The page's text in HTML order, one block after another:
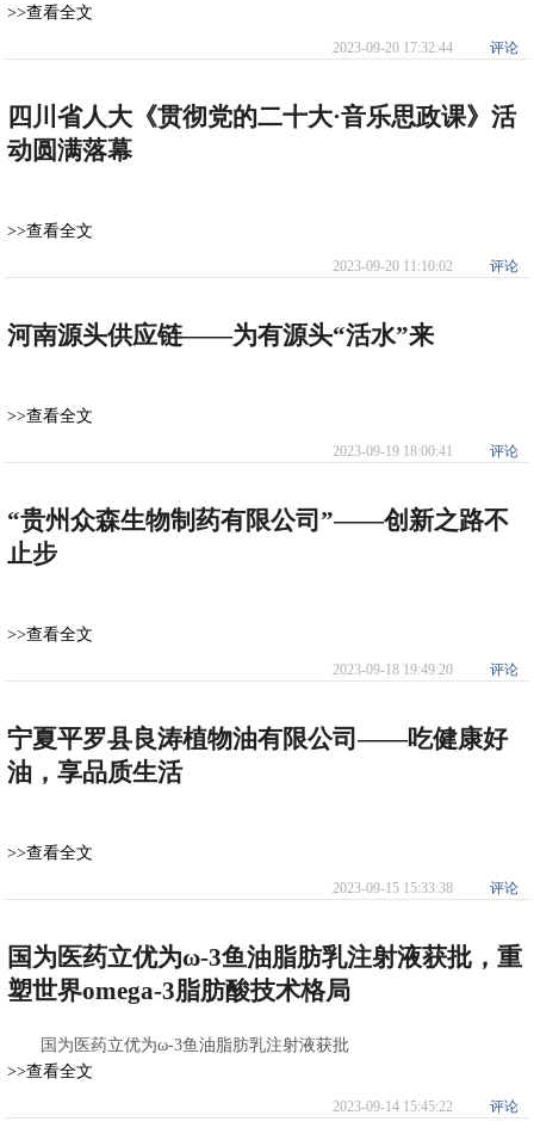
>>查看全文
2023-09-20 17:32:44 评论
四川省人大《贯彻党的二十大·音乐思政课》活
动圆满落幕
>>查看全文
2023-09-20 11:10:02 评论
河南源头供应链——为有源头“活水”来
>>查看全文
2023-09-19 18:00:41 评论
“贵州众森生物制药有限公司”——创新之路不
止步
>>查看全文
2023-09-18 19:49:20 评论
宁夏平罗县良涛植物油有限公司——吃健康好
油，享品质生活
>>查看全文
2023-09-15 15:33:38 评论
国为医药立优为ω-3鱼油脂肪乳注射液获批，重
塑世界omega-3脂肪酸技术格局
国为医药立优为ω-3鱼油脂肪乳注射液获批
>>查看全文
2023-09-14 15:45:22 评论